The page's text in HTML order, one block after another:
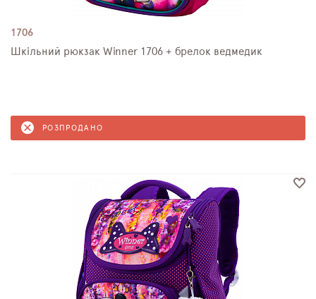
1706
Шкільний рюкзак Winner 1706 + брелок ведмедик
РОЗПРОДАНО